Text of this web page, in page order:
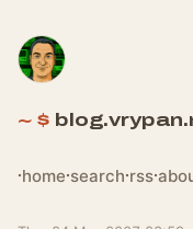
home search rss